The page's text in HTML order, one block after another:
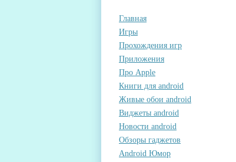
Главная
Игры
Прохождения игр
Приложения
Про Apple
Книги для android
Живые обои android
Виджеты android
Новости android
Обзоры гаджетов
Android Юмор